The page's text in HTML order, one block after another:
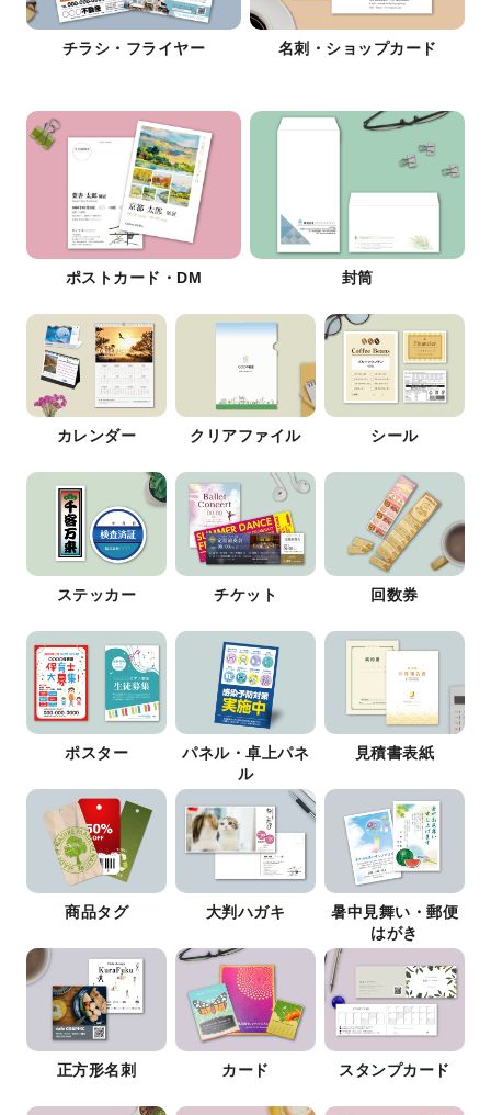
チラシ・フライヤー 名刺・ショップカード
ポストカード・DM 封筒
カレンダー クリアファイル シール
ステッカー チケット 回数券
ポスター
パネル・卓上パネ
ル
見積書表紙
商品タグ 大判ハガキ
暑中見舞い・郵便
はがき
正方形名刺 カード スタンプカード